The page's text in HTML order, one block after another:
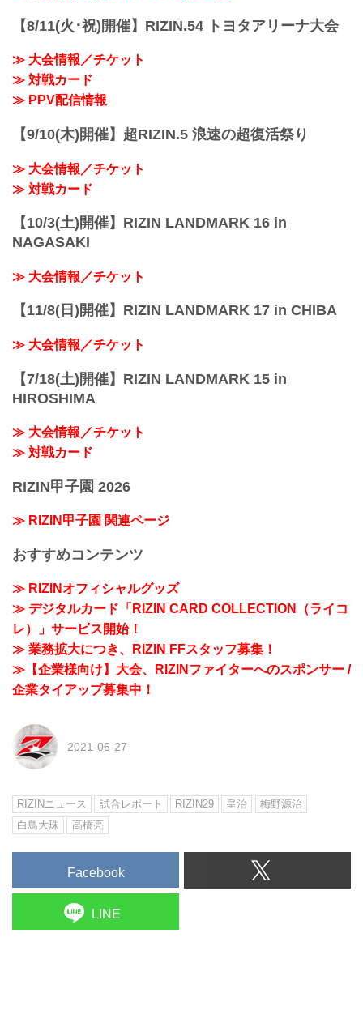
ール：3分 3R（61.0kg）
（LOSE）皇治 vs. 白鳥大珠（WIN）
【8/11(火･祝)開催】RIZIN.54 トヨタアリーナ大会
≫ 大会情報／チケット
≫ 対戦カード
≫ PPV配信情報
【9/10(木)開催】超RIZIN.5 浪速の超復活祭り
≫ 大会情報／チケット
≫ 対戦カード
【10/3(土)開催】RIZIN LANDMARK 16 in
NAGASAKI
≫ 大会情報／チケット
【11/8(日)開催】RIZIN LANDMARK 17 in CHIBA
≫ 大会情報／チケット
【7/18(土)開催】RIZIN LANDMARK 15 in
HIROSHIMA
≫ 大会情報／チケット
≫ 対戦カード
RIZIN甲子園 2026
≫ RIZIN甲子園 関連ページ
おすすめコンテンツ
≫ RIZINオフィシャルグッズ
≫ デジタルカード「RIZIN CARD COLLECTION（ライコ
レ）」サービス開始！
≫ 業務拡大につき、RIZIN FFスタッフ募集！
≫【企業様向け】大会、RIZINファイターへのスポンサー /
企業タイアップ募集中！
2021-06-27
RIZINニュース 試合レポート RIZIN29 皇治
梅野源治
白鳥大珠
髙橋亮
Facebook
LINE